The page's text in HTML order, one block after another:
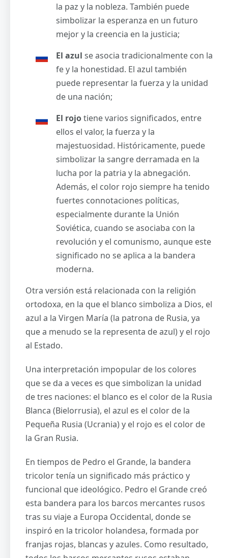
la paz y la nobleza. También puede
simbolizar la esperanza en un futuro
mejor y la creencia en la justicia;
El azul se asocia tradicionalmente con la
fe y la honestidad. El azul también
puede representar la fuerza y la unidad
de una nación;
El rojotiene varios significados, entre
ellos el valor, la fuerza y la
majestuosidad. Históricamente, puede
simbolizar la sangre derramada en la
lucha por la patria y la abnegación.
Además, el color rojo siempre ha tenido
fuertes connotaciones políticas,
especialmente durante la Unión
Soviética, cuando se asociaba con la
revolución y el comunismo, aunque este
significado no se aplica a la bandera
moderna.
Otra versión está relacionada con la religión
ortodoxa, en la que el blanco simboliza a Dios, el
azul a la Virgen María (la patrona de Rusia, ya
que a menudo se la representa de azul) y el rojo
al Estado.
Una interpretación impopular de los colores
que se da a veces es que simbolizan la unidad
de tres naciones: el blanco es el color de la Rusia
Blanca (Bielorrusia), el azul es el color de la
Pequeña Rusia (Ucrania) y el rojo es el color de
la Gran Rusia.
En tiempos de Pedro el Grande, la bandera
tricolor tenía un significado más práctico y
funcional que ideológico. Pedro el Grande creó
esta bandera para los barcos mercantes rusos
tras su viaje a Europa Occidental, donde se
inspiró en la tricolor holandesa, formada por
franjas rojas, blancas y azules. Como resultado,